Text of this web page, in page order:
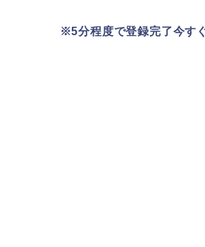
※5分程度で登録完了今す